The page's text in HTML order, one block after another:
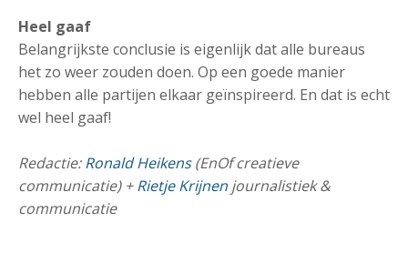
Heel gaaf
Belangrijkste conclusie is eigenlijk dat alle bureaus
het zo weer zouden doen. Op een goede manier
hebben alle partijen elkaar geïnspireerd. En dat is echt
wel heel gaaf!
Redactie:Ronald Heikens(EnOf creatieve
communicatie) +Rietje Krijnen journalistiek &
communicatie